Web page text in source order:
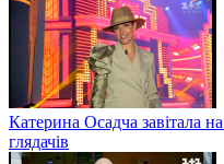
Катерина Осадча завітала
глядачів